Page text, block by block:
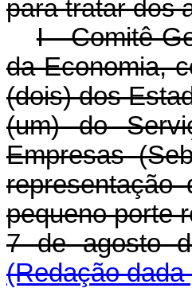
para tratar dos
I - Comitê
da Economia,
(dois) dos
(um) do
Empresas
pequeno porte
7 de agosto
(Redação dada